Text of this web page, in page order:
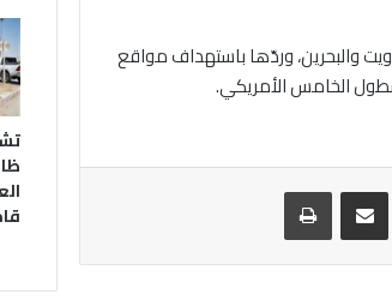
والبحرين، وردّها باستهداف مواقع
الخامس الأمريكي.
مشاركة عبر البريد طباعة